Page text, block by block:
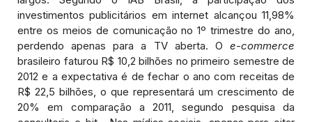
investimentos publicitários em internet alcançou 11,98%
entre os meios de comunicação no 1º trimestre do ano,
perdendo apenas para a TV aberta. O e-commerce
brasileiro faturou R$ 10,2 bilhões no primeiro semestre de
2012 e a expectativa é de fechar o ano com receitas de
R$ 22,5 bilhões, o que representará um crescimento de
20% em comparação a 2011, segundo pesquisa da